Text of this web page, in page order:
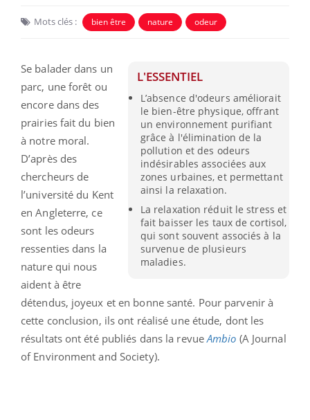
Mots clés : bien être nature odeur
L'ESSENTIEL
L’absence d'odeurs améliorait
le bien-être physique, offrant
un environnement purifiant
grâce à l'élimination de la
pollution et des odeurs
indésirables associées aux
zones urbaines, et permettant
ainsi la relaxation.
La relaxation réduit le stress et
fait baisser les taux de cortisol,
qui sont souvent associés à la
survenue de plusieurs
maladies.
Se balader dans un
parc, une forêt ou
encore dans des
prairies fait du bien
à notre moral.
D’après des
chercheurs de
l’université du Kent
en Angleterre, ce
sont les odeurs
ressenties dans la
nature qui nous
aident à être
détendus, joyeux et en bonne santé. Pour parvenir à
cette conclusion, ils ont réalisé une étude, dont les
résultats ont été publiés dans la revueAmbio (A Journal
of Environment and Society).